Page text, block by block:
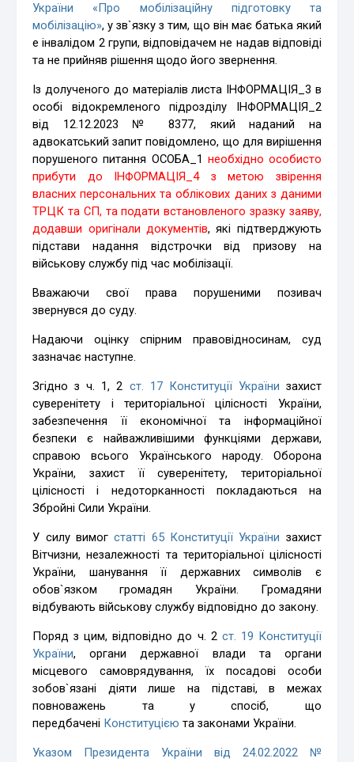
України «Про мобілізаційну підготовку та
мобілізацію», у зв`язку з тим, що він має батька який
е інвалідом 2 групи, відповідачем не надав відповіді
та не прийняв рішення щодо його звернення.
Із долученого до матеріалів листа ІНФОРМАЦІЯ_3 в
особі відокремленого підрозділу ІНФОРМАЦІЯ_2
від 12.12.2023 № 8377, який наданий на
адвокатський запит повідомлено, що для вирішення
порушеного питання ОСОБА_1 необхідно особисто
прибути до ІНФОРМАЦІЯ_4 з метою звірення
власних персональних та облікових даних з даними
ТРЦК та СП, та подати встановленого зразку заяву,
додавши оригінали документів, які підтверджують
підстави надання відстрочки від призову на
військову службу під час мобілізації.
Вважаючи свої права порушеними позивач
звернувся до суду.
Надаючи оцінку спірним правовідносинам, суд
зазначає наступне.
Згідно з ч. 1, 2 ст. 17 Конституції України захист
суверенітету і територіальної цілісності України,
забезпечення її економічної та інформаційної
безпеки є найважливішими функціями держави,
справою всього Українського народу. Оборона
України, захист її суверенітету, територіальної
цілісності і недоторканності покладаються на
Збройні Сили України.
У силу вимогстатті 65 Конституції України захист
Вітчизни, незалежності та територіальної цілісності
України, шанування її державних символів є
обов`язком громадян України. Громадяни
відбувають військову службу відповідно до закону.
Поряд з цим, відповідно до ч. 2 ст. 19 Конституції
України, органи державної влади та органи
місцевого самоврядування, їх посадові особи
зобов`язані діяти лише на підставі, в межах
повноважень та у спосіб, що
передбачені Конституцією та законами України.
Указом Президента України від 24.02.2022 №